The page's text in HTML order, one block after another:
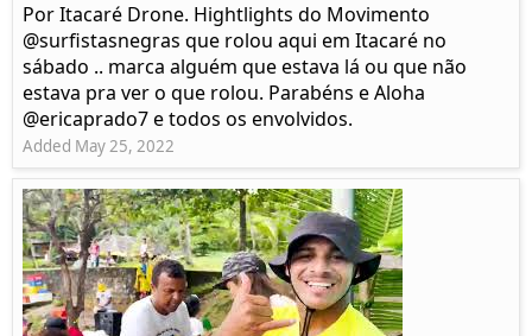
Por Itacaré Drone. Hightlights do Movimento
@surfistasnegras que rolou aqui em Itacaré no
sábado .. marca alguém que estava lá ou que não
estava pra ver o que rolou. Parabéns e Aloha
@ericaprado7 e todos os envolvidos.
Added May 25, 2022